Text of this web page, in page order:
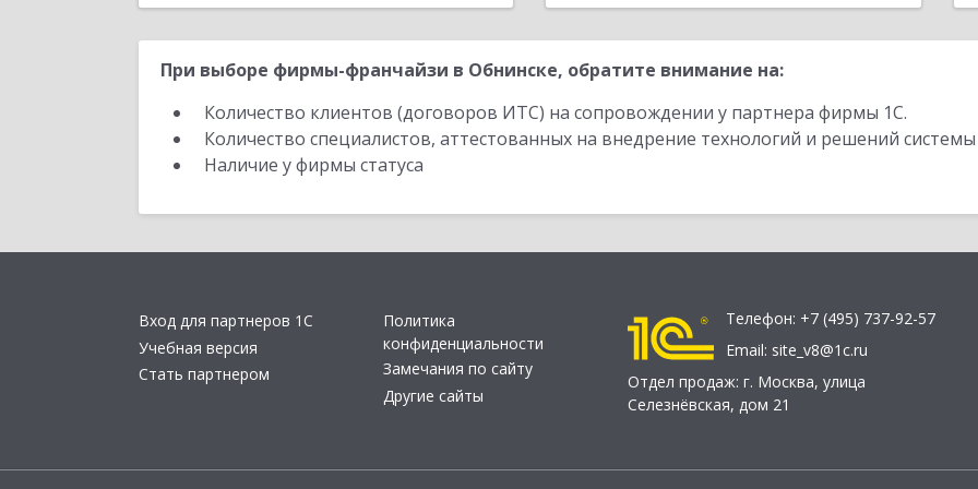
При выборе фирмы-франчайзи в Обнинске, обратите внимание на:
Количество клиентов (договоров ИТС) на сопровождении у партнера фирмы 1С.
Количество специалистов, аттестованных на внедрение технологий и решений
Наличие у фирмы статуса
Вход для партнеров 1С
Учебная версия
Стать партнером
Политика
конфиденциальности
Замечания по сайту
Другие сайты
Телефон: +7 (495) 737-92-57
Email: site_v8@1c.ru
Отдел продаж: г. Москва, улица
Селезнёвская, дом 21